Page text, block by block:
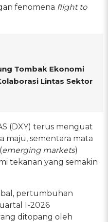
fenomena flight to
Tombak Ekonomi
Lintas Sektor
(DXY) terus menguat
maju, sementara mata
emerging markets)
tekanan yang semakin
pertumbuhan
I-2026
ditopang oleh